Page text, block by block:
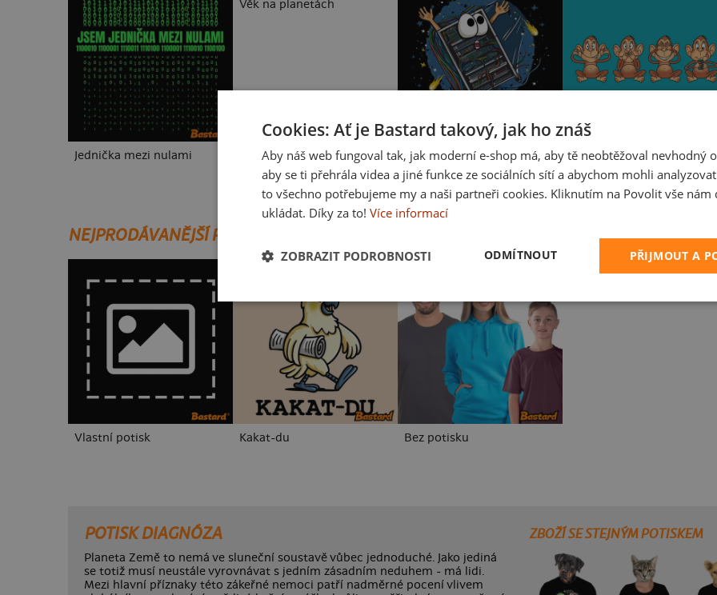
Jednička mezi nulami
Věk na planetách
Padá server Opička s mobilem
NEJPRODÁVANĚJŠÍ POTISKY
Vlastní potisk Kakat-du Bez potisku
POTISK DIAGNÓZA
Planeta Země to nemá ve sluneční soustavě vůbec jednoduché. Jako jediná
se totiž musí neustále vyrovnávat s jedním zásadním neduhem - má lidi.
Mezi hlavní příznaky této zákeřné nemoci patří nadměrné pocení vlivem
ZBOŽÍ SE STEJNÝM POTISKEM
Cookies: Ať je Bastard takový, jak ho znáš
Aby náš web fungoval tak, jak moderní e-shop má, aby tě neobtěžoval nevhodný
aby se ti přehrála videa a jiné funkce ze sociálních sítí a abychom mohli
to všechno potřebujeme my a naši partneři cookies. Kliknutím na Povolit vše nám
ukládat. Díky za to! Více informací
PŘIJMOUT A
ODMÍTNOUT
ZOBRAZIT PODROBNOSTI